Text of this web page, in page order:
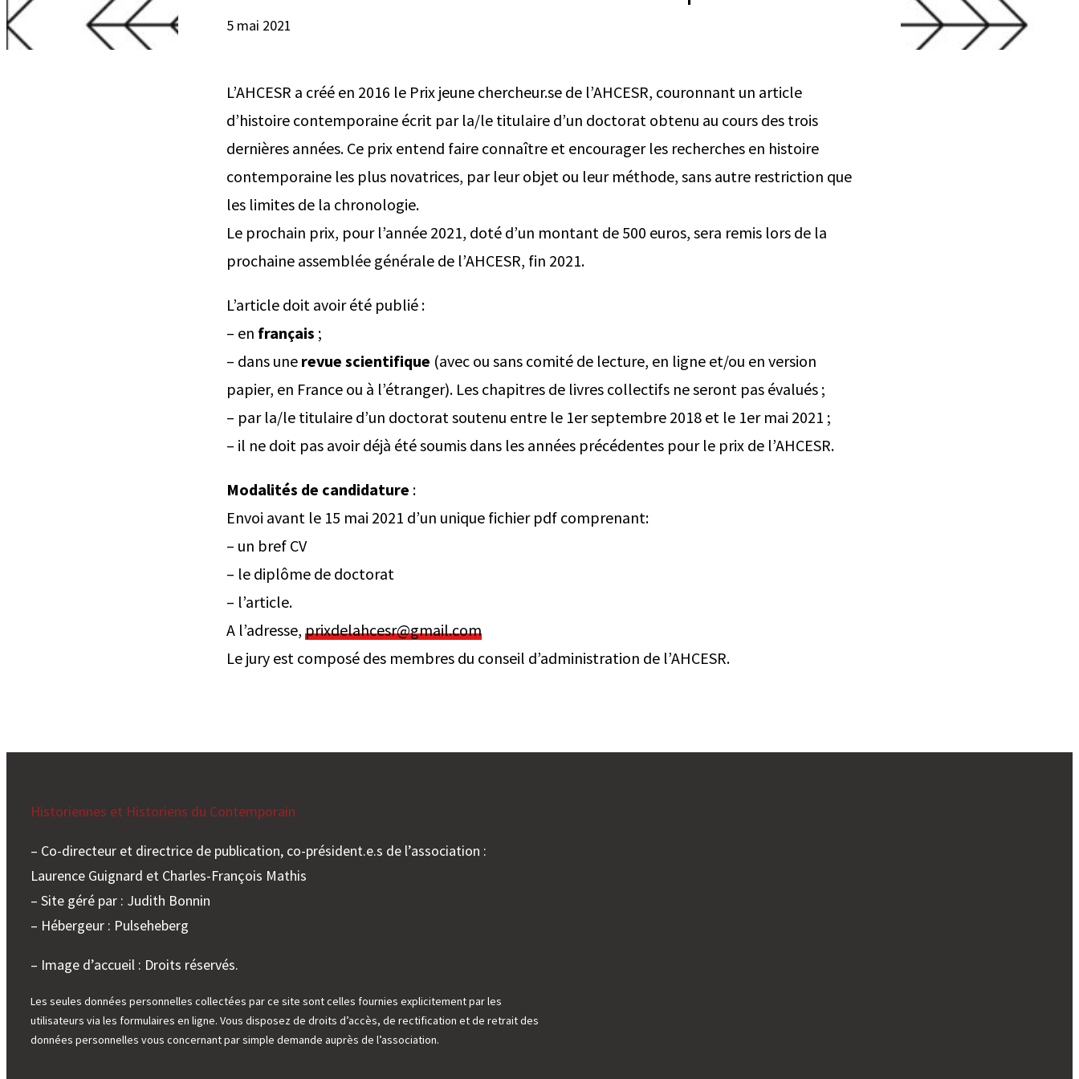
5 mai 2021
L’AHCESR a créé en 2016 le Prix jeune chercheur.se de l’AHCESR, couronnant un article
d’histoire contemporaine écrit par la/le titulaire d’un doctorat obtenu au cours des trois
dernières années. Ce prix entend faire connaître et encourager les recherches en histoire
contemporaine les plus novatrices, par leur objet ou leur méthode, sans autre restriction que
les limites de la chronologie.
Le prochain prix, pour l’année 2021, doté d’un montant de 500 euros, sera remis lors de la
prochaine assemblée générale de l’AHCESR, fin 2021.
L’article doit avoir été publié :
– en français ;
– dans une revue scientifique (avec ou sans comité de lecture, en ligne et/ou en version
papier, en France ou à l’étranger). Les chapitres de livres collectifs ne seront pas évalués ;
– par la/le titulaire d’un doctorat soutenu entre le 1er septembre 2018 et le 1er mai 2021 ;
– il ne doit pas avoir déjà été soumis dans les années précédentes pour le prix de l’AHCESR.
Modalités de candidature :
Envoi avant le 15 mai 2021 d’un unique fichier pdf comprenant:
– un bref CV
– le diplôme de doctorat
– l’article.
A l’adresse, prixdelahcesr@gmail.com
Le jury est composé des membres du conseil d’administration de l’AHCESR.
Historiennes et Historiens du Contemporain
– Co-directeur et directrice de publication, co-président.e.s de l’association :
Laurence Guignard et Charles-François Mathis
– Site géré par : Judith Bonnin
– Hébergeur : Pulseheberg
– Image d’accueil : Droits réservés.
Les seules données personnelles collectées par ce site sont celles fournies explicitement par les
utilisateurs via les formulaires en ligne. Vous disposez de droits d’accès, de rectification et de retrait des
données personnelles vous concernant par simple demande auprès de l’association.